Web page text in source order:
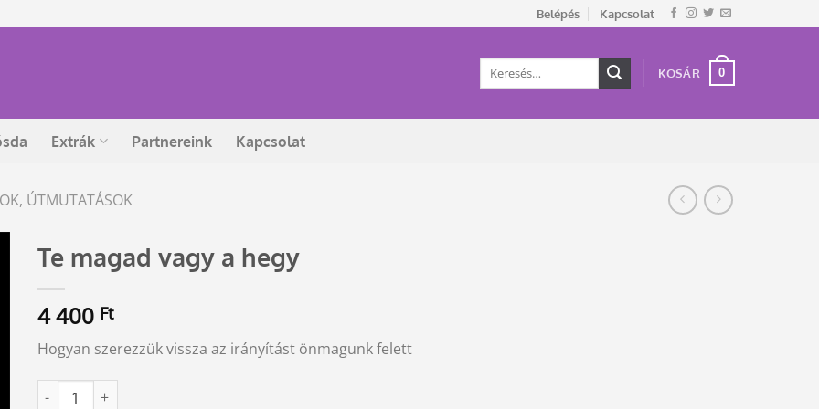
Belépés Kapcsolat
Keresés
KOSÁR 0
Extrák Partnereink Kapcsolat
ÚTMUTATÁSOK
Te magad vagy a hegy
4 400 Ft
Hogyan szerezzük vissza az irányítást önmagunk felett
Te magad vagy a hegy mennyiség
Alternative: